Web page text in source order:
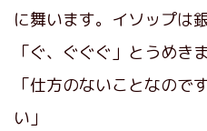
に舞います。イソップは
「ぐ、ぐぐぐ」とうめき
「仕方のないことなの
い」